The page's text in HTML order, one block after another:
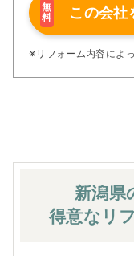
施工マニュアルや
さらに、住友不動
アフターサービス
ぜひ、あなたの大
無
料
この会社
※リフォーム内容によ
新潟県
得意なリ